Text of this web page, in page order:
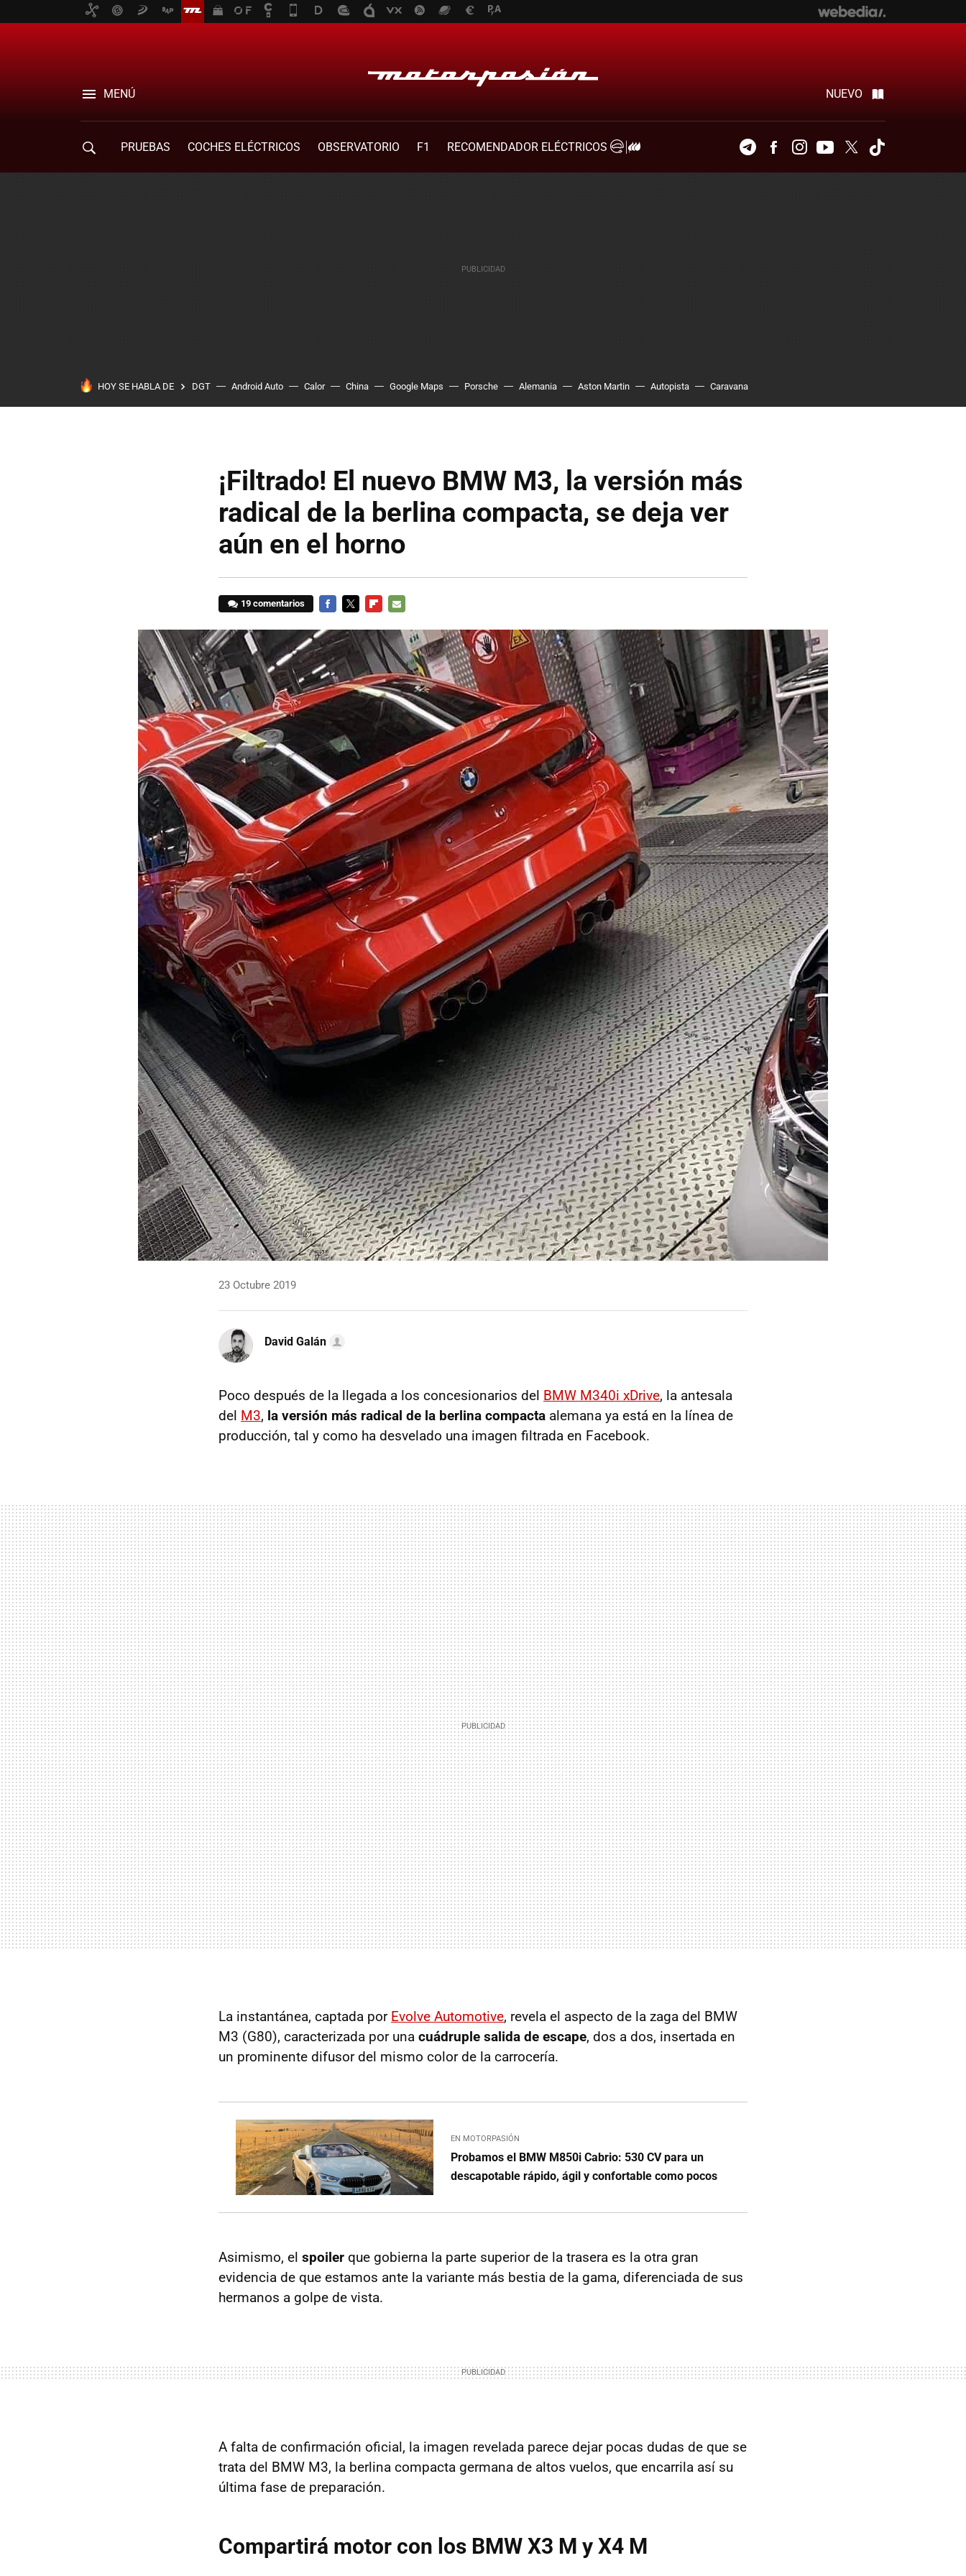
MENÚ NUEVO
PRUEBAS COCHES ELÉCTRICOS OBSERVATORIO F1
RECOMENDADOR ELÉCTRICOS
TelegramFacebookInstagramYoutubeTwitter
HOY SE HABLA DE DGT Android Auto Calor China Google Maps Porsche Alemania Aston Martin Autopista Caravana
¡Filtrado! El nuevo BMW M3, la versión más
radical de la berlina compacta, se deja ver
aún en el horno
19 comentarios
MAIL
23 Octubre 2019
David Galán
Poco después de la llegada a los concesionarios del BMW M340i xDrive, la antesala
del M3, la versión más radical de la berlina compacta alemana ya está en la línea de
producción, tal y como ha desvelado una imagen filtrada en Facebook.
La instantánea, captada por Evolve Automotive, revela el aspecto de la zaga del BMW
M3 (G80), caracterizada por una cuádruple salida de escape, dos a dos, insertada en
un prominente difusor del mismo color de la carrocería.
EN MOTORPASIÓN
Probamos el BMW M850i Cabrio: 530 CV para un
descapotable rápido, ágil y confortable como pocos
Asimismo, el spoiler que gobierna la parte superior de la trasera es la otra gran
evidencia de que estamos ante la variante más bestia de la gama, diferenciada de sus
hermanos a golpe de vista.
A falta de confirmación oficial, la imagen revelada parece dejar pocas dudas de que se
trata del BMW M3, la berlina compacta germana de altos vuelos, que encarrila así su
última fase de preparación.
Compartirá motor con los BMW X3 M y X4 M